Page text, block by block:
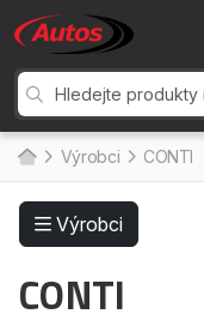
Výrobci CONTI
Výrobci
CONTI